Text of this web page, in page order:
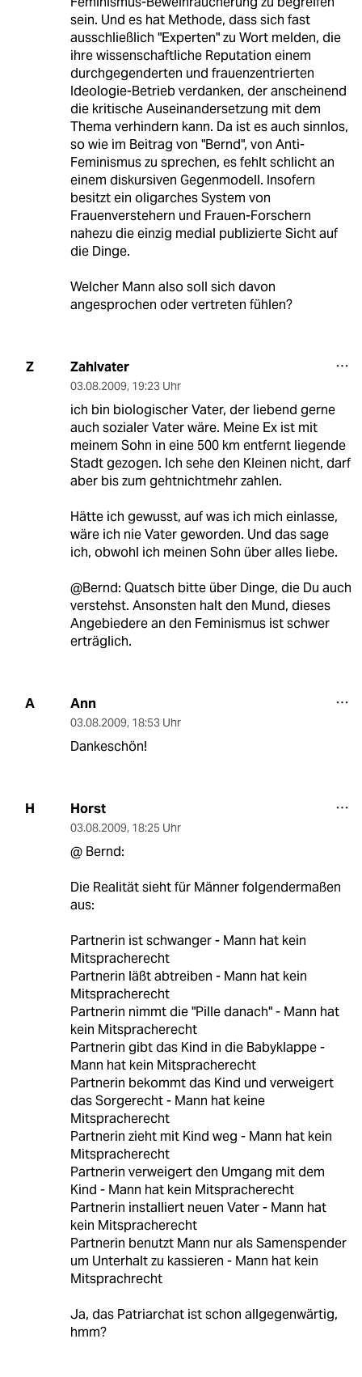
sein. Und es hat Methode, dass sich fast
ausschließlich "Experten" zu Wort melden, die
ihre wissenschaftliche Reputation einem
durchgegenderten und frauenzentrierten
Ideologie-Betrieb verdanken, der anscheinend
die kritische Auseinandersetzung mit dem
Thema verhindern kann. Da ist es auch sinnlos,
so wie im Beitrag von "Bernd", von Anti-
Feminismus zu sprechen, es fehlt schlicht an
einem diskursiven Gegenmodell. Insofern
besitzt ein oligarches System von
Frauenverstehern und Frauen-Forschern
nahezu die einzig medial publizierte Sicht auf
die Dinge.
Welcher Mann also soll sich davon
angesprochen oder vertreten fühlen?
Z Zahlvater
03.08.2009, 19:23 Uhr
ich bin biologischer Vater, der liebend gerne
auch sozialer Vater wäre. Meine Ex ist mit
meinem Sohn in eine 500 km entfernt liegende
Stadt gezogen. Ich sehe den Kleinen nicht, darf
aber bis zum gehtnichtmehr zahlen.
Hätte ich gewusst, auf was ich mich einlasse,
wäre ich nie Vater geworden. Und das sage
ich, obwohl ich meinen Sohn über alles liebe.
@Bernd: Quatsch bitte über Dinge, die Du auch
verstehst. Ansonsten halt den Mund, dieses
Angebiedere an den Feminismus ist schwer
erträglich.
A Ann
03.08.2009, 18:53 Uhr
Dankeschön!
H Horst
03.08.2009, 18:25 Uhr
@ Bernd:
Die Realität sieht für Männer folgendermaßen
aus:
Partnerin ist schwanger - Mann hat kein
Mitspracherecht
Partnerin läßt abtreiben - Mann hat kein
Mitspracherecht
Partnerin nimmt die "Pille danach" - Mann hat
kein Mitspracherecht
Partnerin gibt das Kind in die Babyklappe -
Mann hat kein Mitspracherecht
Partnerin bekommt das Kind und verweigert
das Sorgerecht - Mann hat keine
Mitspracherecht
Partnerin zieht mit Kind weg - Mann hat kein
Mitspracherecht
Partnerin verweigert den Umgang mit dem
Kind - Mann hat kein Mitspracherecht
Partnerin installiert neuen Vater - Mann hat
kein Mitspracherecht
Partnerin benutzt Mann nur als Samenspender
um Unterhalt zu kassieren - Mann hat kein
Mitsprachrecht
Ja, das Patriarchat ist schon allgegenwärtig,
hmm?